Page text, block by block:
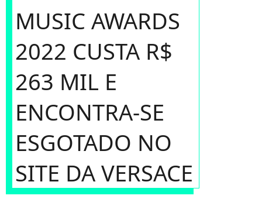
MUSIC AWARDS
2022 CUSTA R$
263 MIL E
ENCONTRA-SE
ESGOTADO NO
SITE DA VERSACE